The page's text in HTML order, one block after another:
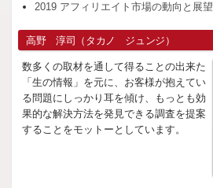
2019 アフィリエイト市場の動向と展望
高野 淳司（タカノ ジュンジ）
数多くの取材を通して得ることの出来た
「生の情報」を元に、お客様が抱えてい
る問題にしっかり耳を傾け、もっとも効
果的な解決方法を発見できる調査を提案
することをモットーとしています。